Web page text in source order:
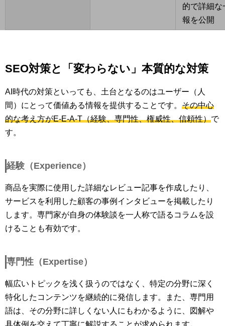
的で詳細な
報を公開
SEO対策と「変わらない」本質的な対策
AI時代の対策といっても、土台となるのはユーザー（人
間）にとって価値ある情報を提供することです。 その中心
的な考え方がE-E-A-T（経験、専門性、権威性、信頼性）で
す。
経験（Experience）
商品を実際に使用した詳細なレビュー記事を作成したり、
サービスを利用した顧客の事例インタビューを掲載したり
します。専門家が自身の体験談を一人称で語るコラムを設
けることも有効です。
専門性（Expertise）
幅広いトピックを浅く扱うのではなく、特定の分野に深く
特化したコンテンツを継続的に発信します。また、専門用
語は、その分野に詳しくない人にもわかるように、図解や